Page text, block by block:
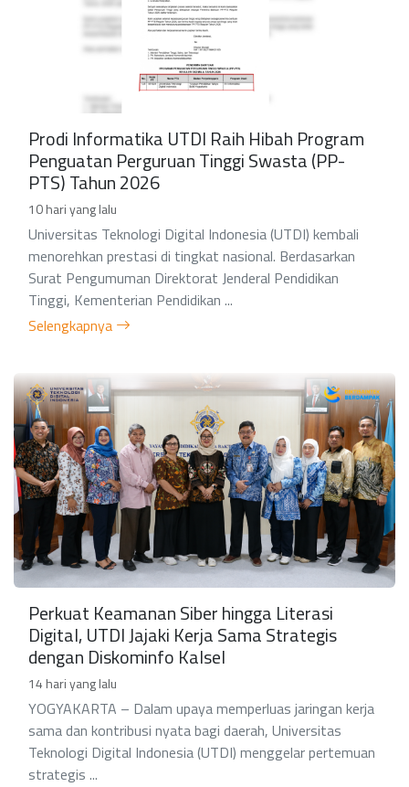
Prodi Informatika UTDI Raih Hibah Program
Penguatan Perguruan Tinggi Swasta (PP-
PTS) Tahun 2026
10 hari yang lalu
Universitas Teknologi Digital Indonesia (UTDI) kembali
menorehkan prestasi di tingkat nasional. Berdasarkan
Surat Pengumuman Direktorat Jenderal Pendidikan
Tinggi, Kementerian Pendidikan ...
Selengkapnya
Perkuat Keamanan Siber hingga Literasi
Digital, UTDI Jajaki Kerja Sama Strategis
dengan Diskominfo Kalsel
14 hari yang lalu
YOGYAKARTA – Dalam upaya memperluas jaringan kerja
sama dan kontribusi nyata bagi daerah, Universitas
Teknologi Digital Indonesia (UTDI) menggelar pertemuan
strategis ...